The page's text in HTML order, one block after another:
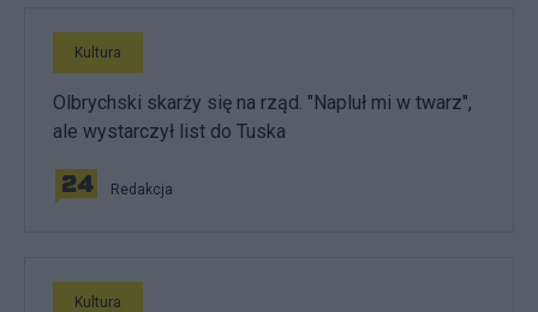
Kultura
Olbrychski skarży się na rząd. "Napluł mi w twarz",
ale wystarczył list do Tuska
Redakcja
Kultura